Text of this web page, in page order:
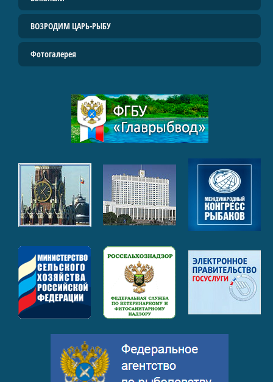
ВОЗРОДИМ ЦАРЬ-РЫБУ
Фотогалерея